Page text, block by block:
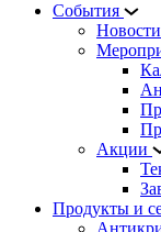
События
Новости
Акции
Продукты и